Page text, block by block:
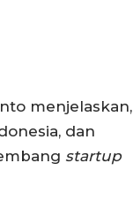
menjelaskan,
dan
startup